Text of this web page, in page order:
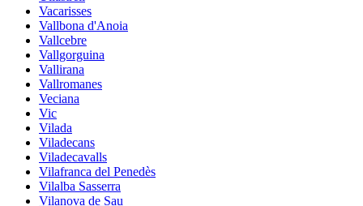
Vacarisses
Vallbona d'Anoia
Vallcebre
Vallgorguina
Vallirana
Vallromanes
Veciana
Vic
Vilada
Viladecans
Viladecavalls
Vilafranca del Penedès
Vilalba Sasserra
Vilanova de Sau